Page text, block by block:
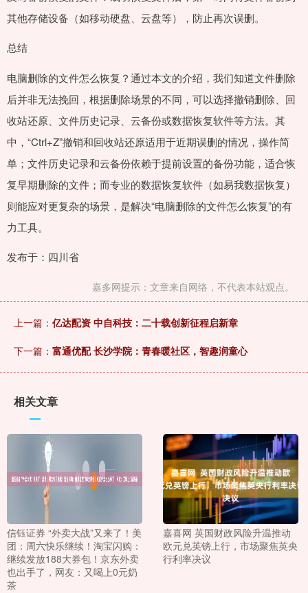
其他存储设备（如移动硬盘、云盘等），防止再次误删。
总结
电脑删除的文件怎么恢复？通过本文的介绍，我们知道文件删除
后并非无法挽回，根据删除场景的不同，可以选择撤销删除、回
收站还原、文件历史记录、云备份或数据恢复软件等方法。其
中，“Ctrl+Z”撤销和回收站还原适用于近期误删的情况，操作简
单；文件历史记录和云备份依赖于提前设置的备份功能，适合恢
复早期删除的文件；而专业的数据恢复软件（如易我数据恢复）
则能应对更复杂的场景，是解决“电脑删除的文件怎么恢复”的有
力工具。
发布于：四川省
嘉多网提示：文章来自网络，不代表本站观点。
上一篇： 亿达配资 中自科技：二十载创新征程启新章
下一篇： 富通优配 长沙学院：青春暖社区，智趣润童心
相关文章
信钰证券 “外卖大战”又来了！美
团：周六快乐继续！淘宝闪购：
继续发放188大券包！京东外卖
也出手了，网友：又喝上0元奶
茶
嘉喜网 英国财政风险升温推动
欧元兑英镑上行，市场聚焦英央
行利率决议